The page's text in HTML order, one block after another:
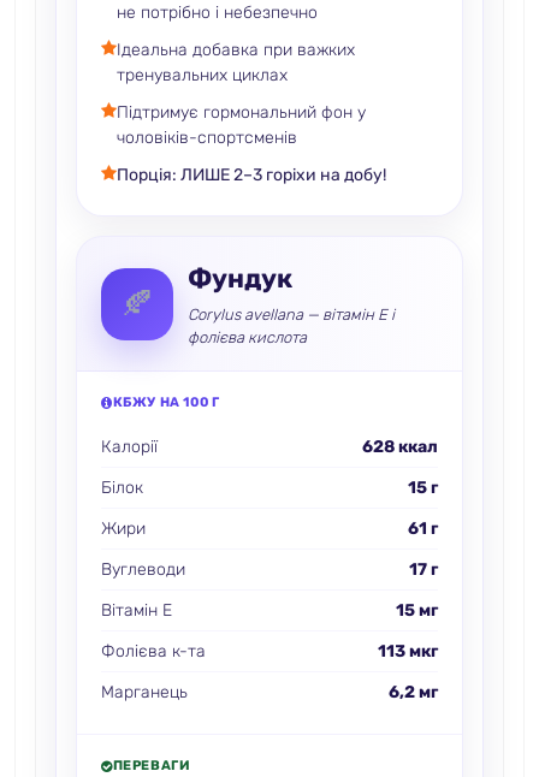
не потрібно і небезпечно
Ідеальна добавка при важких
тренувальних циклах
Підтримує гормональний фон у
чоловіків-спортсменів
Порція: ЛИШЕ 2–3 горіхи на добу!
🍂
Фундук
Corylus avellana — вітамін E і
фолієва кислота
КБЖУ НА 100 Г
Калорії
628 ккал
Білок
15 г
Жири
61 г
Вуглеводи
17 г
Вітамін E
15 мг
Фолієва к-та
113 мкг
Марганець
6,2 мг
ПЕРЕВАГИ